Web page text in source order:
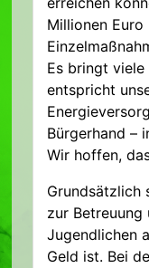
Millionen
Es bringt
entspricht
Bürgerhand –
Wir hoffen,
Grundsätzlich
zur Betreuung
Jugendlichen
Geld ist. Bei